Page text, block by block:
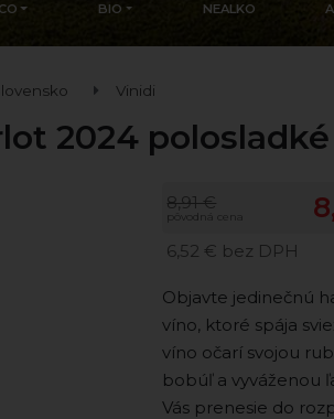
BIO NEALKO
Vinidi
2024 polosladké
6,52 € bez DPH
8,91 €
pôvodná cena
Objavte jedinečnú
víno, ktoré spája
víno očarí svojou
bobúľ a vyváženou
Vás prenesie do